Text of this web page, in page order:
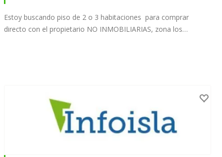
Estoy buscando piso de 2 o 3 habitaciones para comprar
directo con el propietario NO INMOBILIARIAS, zona los…